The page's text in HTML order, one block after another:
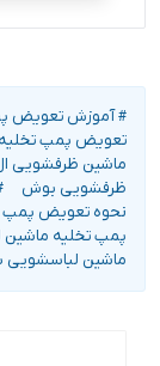
#آموزش تعویض
تعویض پمپ
ماشین ظرفشویی
ظرفشویی بوش
نحوه تعویض پمپ
پمپ تخلیه ماشین
ماشین